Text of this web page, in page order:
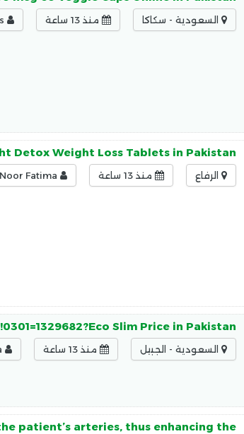
السعودية - سكاكا منذ 13 ساعة
Detox Weight Loss Tablets in Pakistan
الرفاع منذ 13 ساعة
Slim Price in Pakistan
السعودية - الجبيل منذ 13 ساعة
patient’s arteries, thus enhancing the